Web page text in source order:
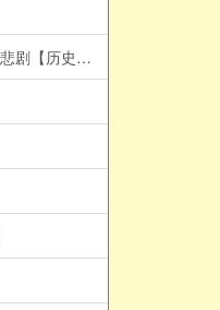
最强台风登陆！中共外长死里逃生，牛田洋553名军人和大学生身亡惨剧究竟是台风还是人祸？“民族伟大复兴”跟当年的“五七指示”：催眠年轻人的宏大叙事总带来人间悲剧【历史上的今天20260729第413期】#中国时局